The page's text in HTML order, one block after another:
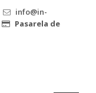
info@in-
Pasarela de